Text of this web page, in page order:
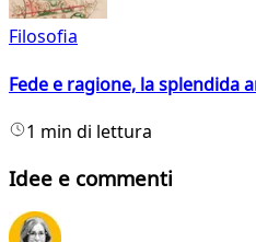
Filosofia
Fede e ragione, la splendida
1 min di lettura
Idee e commenti